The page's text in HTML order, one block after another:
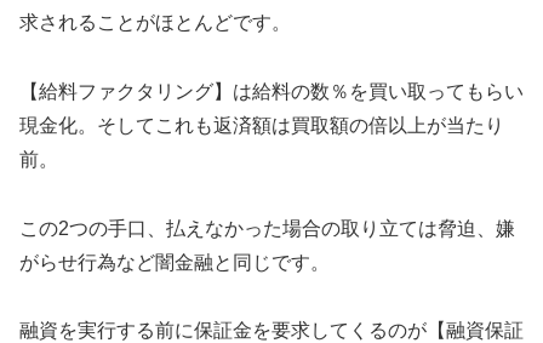
求されることがほとんどです。
【給料ファクタリング】は給料の数％を買い取ってもらい
現金化。そしてこれも返済額は買取額の倍以上が当たり
前。
この2つの手口、払えなかった場合の取り立ては脅迫、嫌
がらせ行為など闇金融と同じです。
融資を実行する前に保証金を要求してくるのが【融資保証